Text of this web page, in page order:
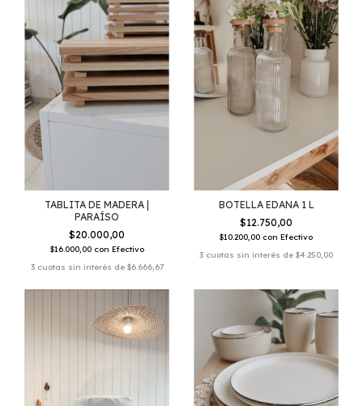
TABLITA DE MADERA |
PARAÍSO
$20.000,00
$16.000,00 con Efectivo
3 cuotas sin interés de $6.666,67
BOTELLA EDANA 1 L
$12.750,00
$10.200,00 con Efectivo
3 cuotas sin interés de $4.250,00